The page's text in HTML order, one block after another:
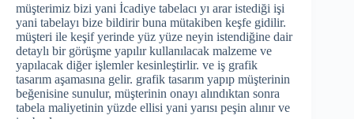
müşterimiz bizi yani İcadiye tabelacı yı arar istediği işi
yani tabelayı bize bildirir buna mütakiben keşfe gidilir.
müşteri ile keşif yerinde yüz yüze neyin istendiğine dair
detaylı bir görüşme yapılır kullanılacak malzeme ve
yapılacak diğer işlemler kesinleştirlir. ve iş grafik
tasarım aşamasına gelir. grafik tasarım yapıp müşterinin
beğenisine sunulur, müşterinin onayı alındıktan sonra
tabela maliyetinin yüzde ellisi yani yarısı peşin alınır ve